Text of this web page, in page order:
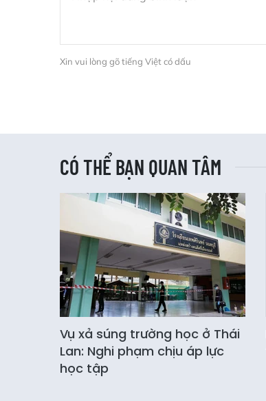
Xin vui lòng gõ tiếng Việt có dấu
CÓ THỂ BẠN QUAN TÂM
Vụ xả súng trường học ở Thái
Lan: Nghi phạm chịu áp lực
học tập